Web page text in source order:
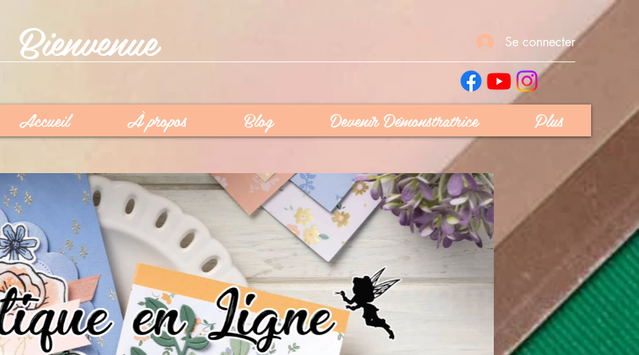
Se connecter
Accueil À propos Blog Devenir Démonstratrice Plus
Bienvenue